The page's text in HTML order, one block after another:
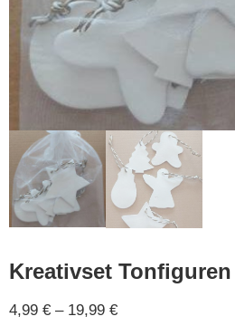
Kreativset Tonfiguren
4,99 € – 19,99 €